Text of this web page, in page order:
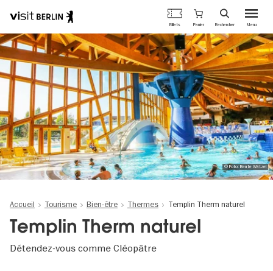
Aller
au
contenu
principal
Portail
officiel
du
tourisme
de
Berlin
Menu
Billets Panier Rechercher
© Foto: Beate Wätzel
Accueil Tourisme Bien-être Thermes Templin Therm naturel
Templin Therm naturel
Détendez-vous comme Cléopâtre